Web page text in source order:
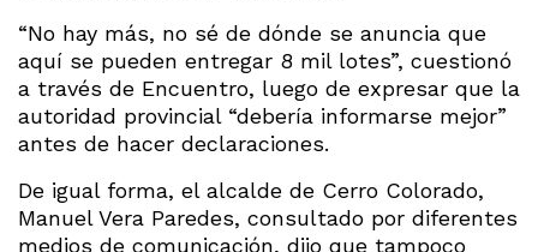
“No hay más, no sé de dónde se anuncia que
aquí se pueden entregar 8 mil lotes”, cuestionó
a través de Encuentro, luego de expresar que la
autoridad provincial “debería informarse mejor”
antes de hacer declaraciones.
De igual forma, el alcalde de Cerro Colorado,
Manuel Vera Paredes, consultado por diferentes
medios de comunicación, dijo que tampoco